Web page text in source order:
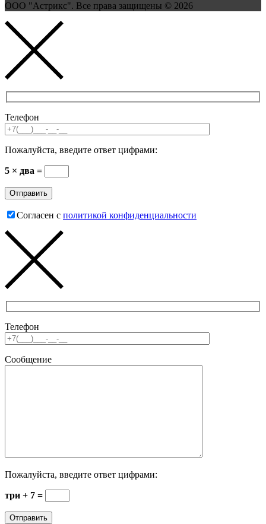
ООО "Астрикс". Все права защищены © 2026
Телефон
Пожалуйста, введите ответ цифрами:
5 × два =
Согласен с политикой конфиденциальности
Телефон
Сообщение
Пожалуйста, введите ответ цифрами:
три + 7 =